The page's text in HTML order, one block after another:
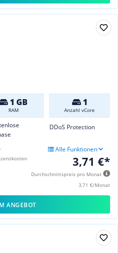
1 GB
RAM
1
Anzahl vCore
DDoS Protection
Alle Funktionen
3,71 €*
Durchschnittspreis pro Monat
3,71 €/Monat
ANGEBOT